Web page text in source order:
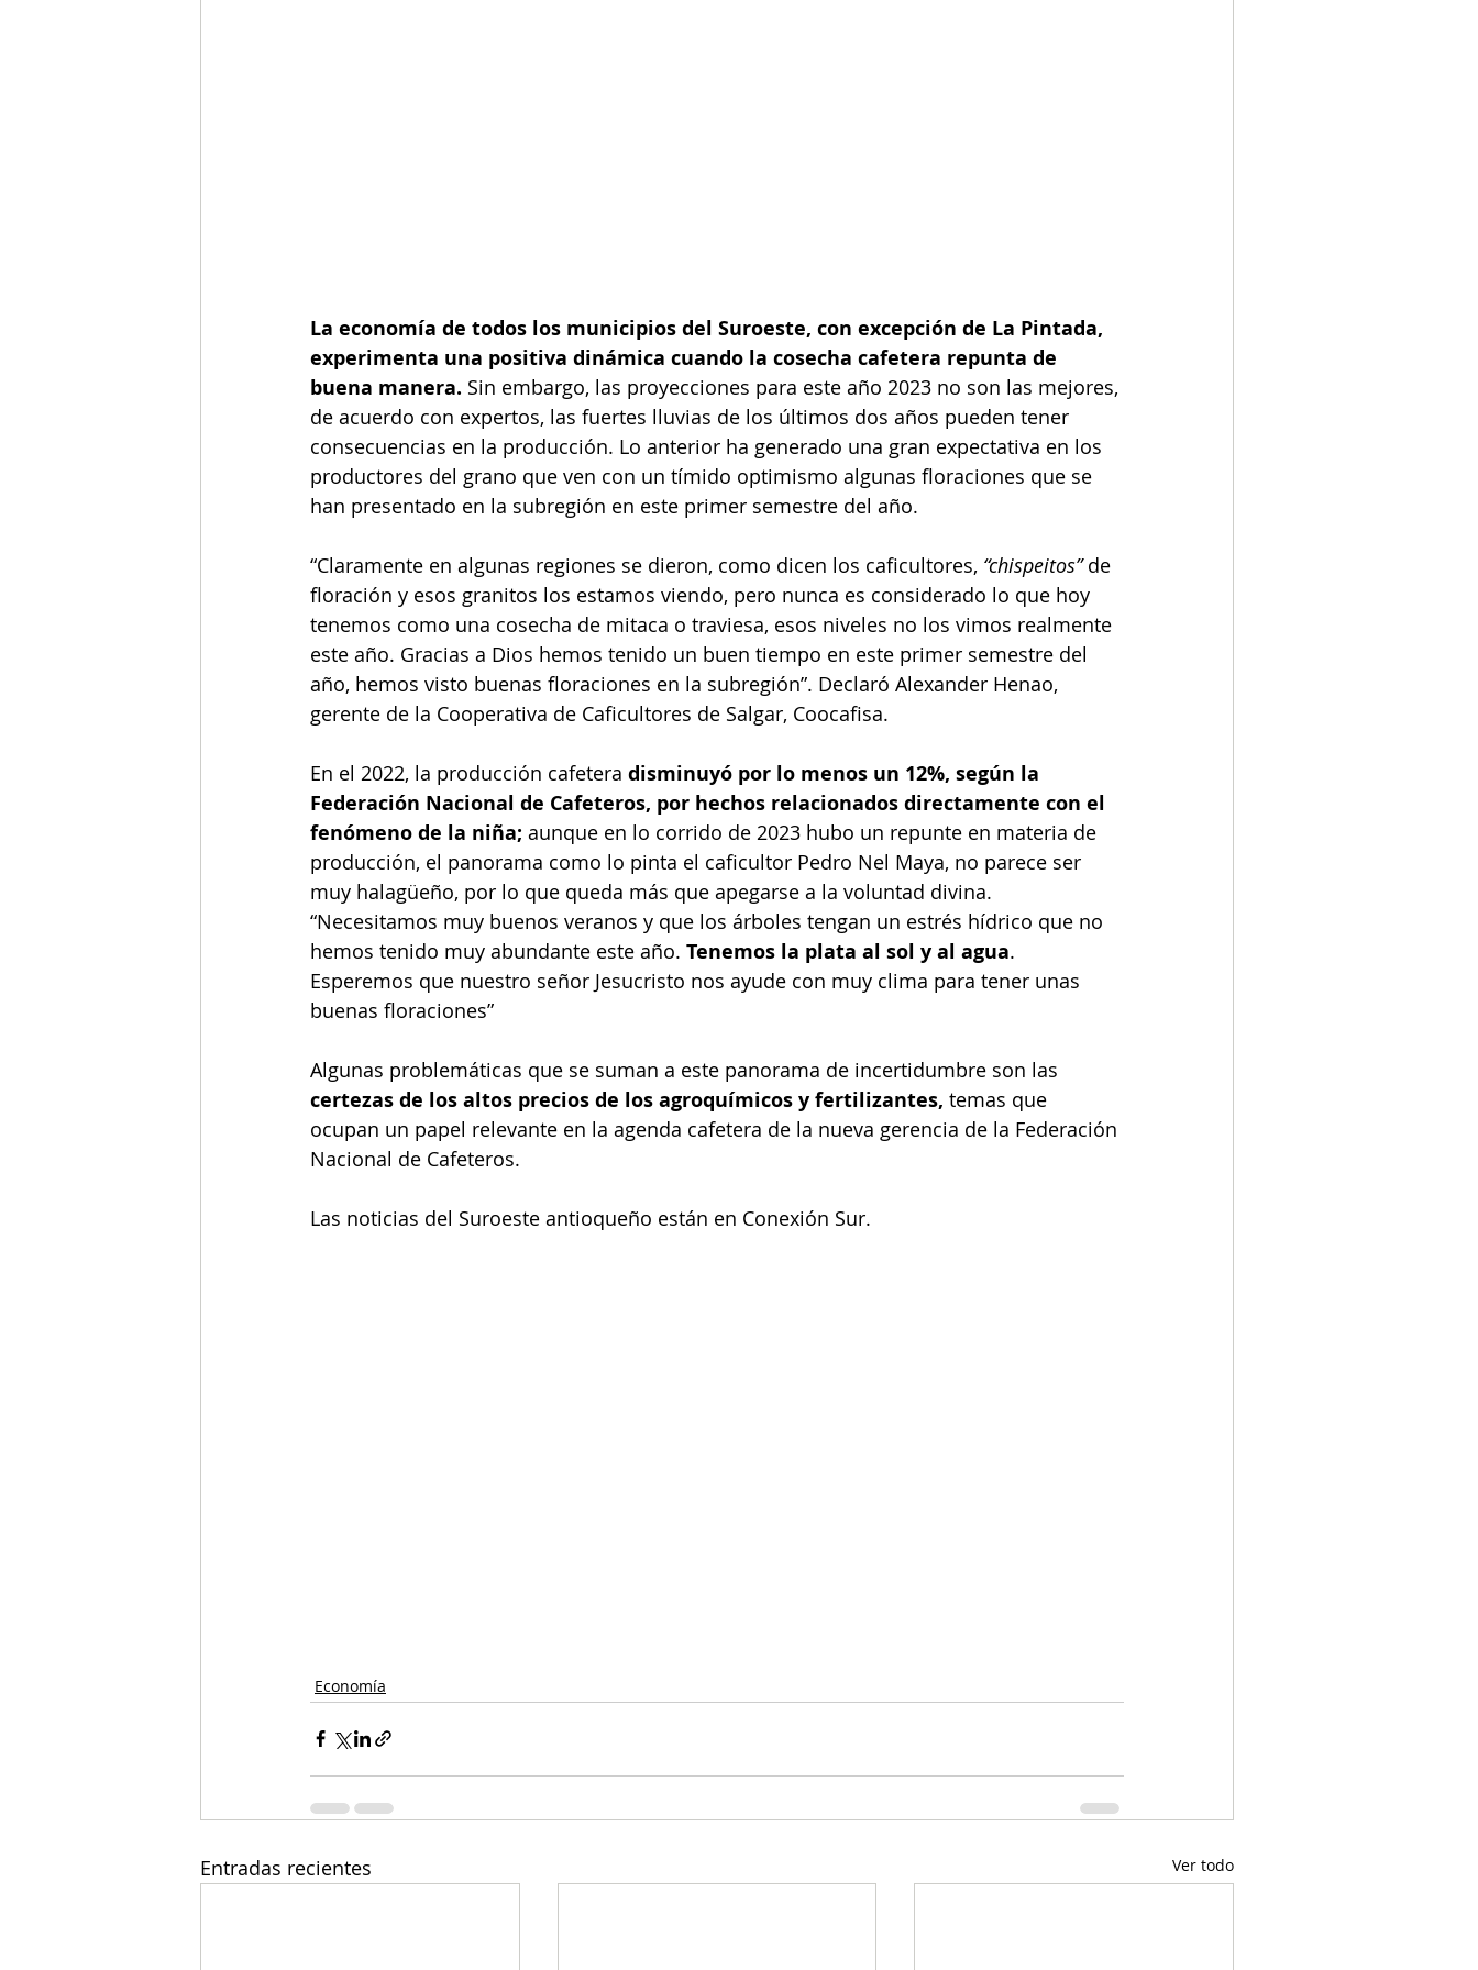
La economía de todos los municipios del Suroeste, con excepción de La Pintada,
experimenta una positiva dinámica cuando la cosecha cafetera repunta de
buena manera. Sin embargo, las proyecciones para este año 2023 no son las mejores,
de acuerdo con expertos, las fuertes lluvias de los últimos dos años pueden tener
consecuencias en la producción. Lo anterior ha generado una gran expectativa en los
productores del grano que ven con un tímido optimismo algunas floraciones que se
han presentado en la subregión en este primer semestre del año.
“Claramente en algunas regiones se dieron, como dicen los caficultores, “chispeitos” de
floración y esos granitos los estamos viendo, pero nunca es considerado lo que hoy
tenemos como una cosecha de mitaca o traviesa, esos niveles no los vimos realmente
este año. Gracias a Dios hemos tenido un buen tiempo en este primer semestre del
año, hemos visto buenas floraciones en la subregión”. Declaró Alexander Henao,
gerente de la Cooperativa de Caficultores de Salgar, Coocafisa.
En el 2022, la producción cafetera disminuyó por lo menos un 12%, según la
Federación Nacional de Cafeteros, por hechos relacionados directamente con el
fenómeno de la niña; aunque en lo corrido de 2023 hubo un repunte en materia de
producción, el panorama como lo pinta el caficultor Pedro Nel Maya, no parece ser
muy halagüeño, por lo que queda más que apegarse a la voluntad divina.
“Necesitamos muy buenos veranos y que los árboles tengan un estrés hídrico que no
hemos tenido muy abundante este año. Tenemos la plata al sol y al agua.
Esperemos que nuestro señor Jesucristo nos ayude con muy clima para tener unas
buenas floraciones”
Algunas problemáticas que se suman a este panorama de incertidumbre son las
certezas de los altos precios de los agroquímicos y fertilizantes, temas que
ocupan un papel relevante en la agenda cafetera de la nueva gerencia de la Federación
Nacional de Cafeteros.
Las noticias del Suroeste antioqueño están en Conexión Sur.
Economía
Entradas recientes Ver todo